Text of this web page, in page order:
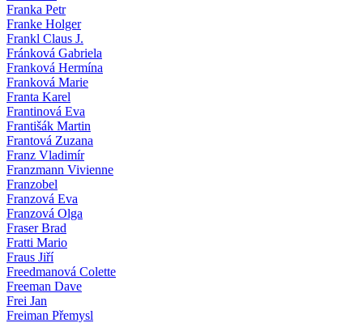
Franka Petr
Franke Holger
Frankl Claus J.
Fránková Gabriela
Franková Hermína
Franková Marie
Franta Karel
Frantinová Eva
Františák Martin
Frantová Zuzana
Franz Vladimír
Franzmann Vivienne
Franzobel
Franzová Eva
Franzová Olga
Fraser Brad
Fratti Mario
Fraus Jiří
Freedmanová Colette
Freeman Dave
Frei Jan
Freiman Přemysl